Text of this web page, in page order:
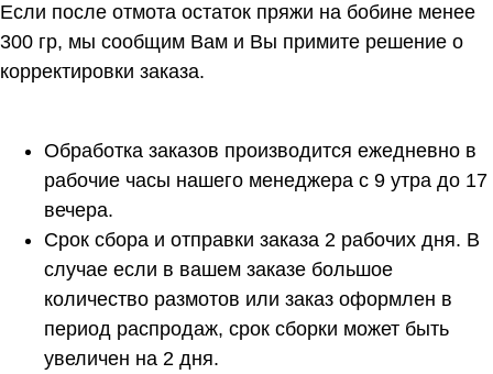
Если после отмота остаток пряжи на бобине менее
300 гр, мы сообщим Вам и Вы примите решение о
корректировки заказа.
Обработка заказов производится ежедневно в
рабочие часы нашего менеджера с 9 утра до 17
вечера.
Срок сбора и отправки заказа 2 рабочих дня. В
случае если в вашем заказе большое
количество размотов или заказ оформлен в
период распродаж, срок сборки может быть
увеличен на 2 дня.